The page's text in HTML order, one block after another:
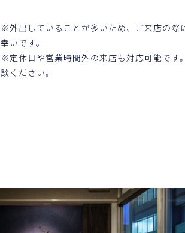
※外出していることが多いため、ご来店の際
幸いです。
※定休⽇や営業時間外の来店も対応可能です
談ください。